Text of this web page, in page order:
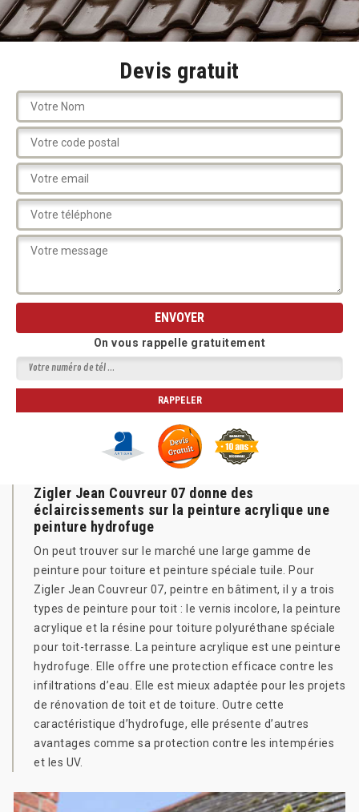
Devis gratuit
On vous rappelle gratuitement
Zigler Jean Couvreur 07 donne des
éclaircissements sur la peinture acrylique une
peinture hydrofuge
On peut trouver sur le marché une large gamme de
peinture pour toiture et peinture spéciale tuile. Pour
Zigler Jean Couvreur 07, peintre en bâtiment, il y a trois
types de peinture pour toit : le vernis incolore, la peinture
acrylique et la résine pour toiture polyuréthane spéciale
pour toit-terrasse. La peinture acrylique est une peinture
hydrofuge. Elle offre une protection efficace contre les
infiltrations d’eau. Elle est mieux adaptée pour les projets
de rénovation de toit et de toiture. Outre cette
caractéristique d’hydrofuge, elle présente d’autres
avantages comme sa protection contre les intempéries
et les UV.